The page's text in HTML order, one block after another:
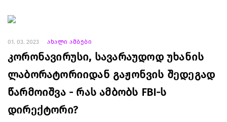
01. 03. 2023 ახალი ამბები
კორონავირუსი, სავარაუდოდ უხანის
ლაბორატორიიდან გაჟონვის შედეგად
წარმოიშვა - რას ამბობს FBI-ს
დირექტორი?